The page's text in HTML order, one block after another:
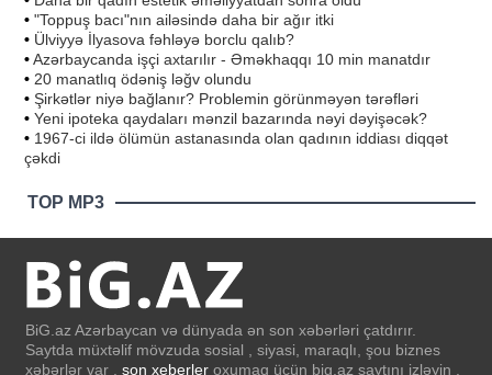
• "Toppuş bacı"nın ailəsində daha bir ağır itki
• Ülviyyə İlyasova fəhləyə borclu qalıb?
•Azərbaycanda işçi axtarılır - Əməkhaqqı 10 min manatdır
• 20 manatlıq ödəniş ləğv olundu
• Şirkətlər niyə bağlanır? Problemin görünməyən tərəfləri
• Yeni ipoteka qaydaları mənzil bazarında nəyi dəyişəcək?
• 1967-ci ildə ölümün astanasında olan qadının iddiası diqqət
çəkdi
TOP MP3
BiG.az Azərbaycan və dünyada ən son xəbərləri çatdırır.
Saytda müxtəlif mövzuda sosial , siyasi, maraqlı, şou biznes
xəbərlər var . son xeberler oxumaq üçün big.az saytını izləyin .